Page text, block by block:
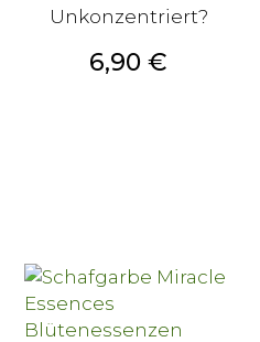
Unkonzentriert?
Preis
6,90 €